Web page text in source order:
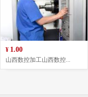
¥ 1.00
山西数控加工山西数控...